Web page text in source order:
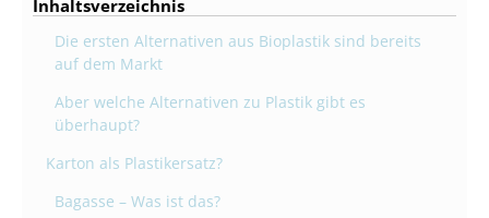
Inhaltsverzeichnis
Die ersten Alternativen aus Bioplastik sind bereits
auf dem Markt
Aber welche Alternativen zu Plastik gibt es
überhaupt?
Karton als Plastikersatz?
Bagasse – Was ist das?